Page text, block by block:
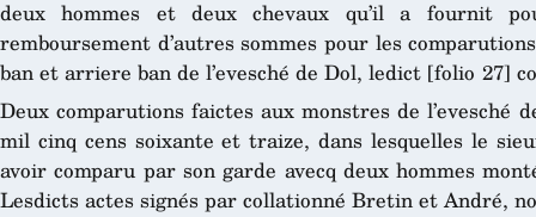
deux hommes et deux chevaux qu’il a fournit
remboursement d’autres sommes pour les
ban et arriere ban de l’evesché de Dol, ledict [folio 27]
Deux comparutions faictes aux monstres de l’evesché
mil cinq cens soixante et traize, dans lesquelles le
avoir comparu par son garde avecq deux hommes
Lesdicts actes signés par collationné Bretin et André,